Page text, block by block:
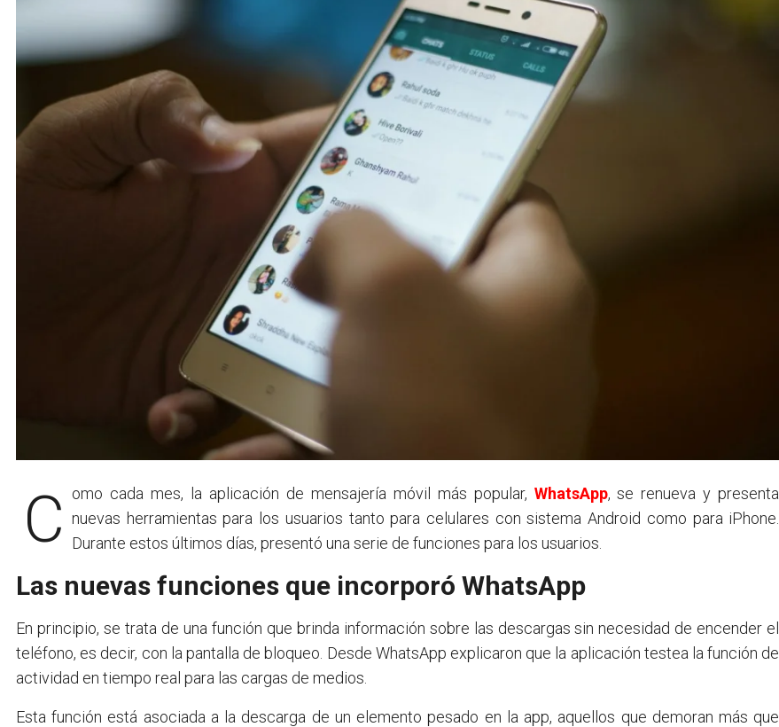
Como cada mes, la aplicación de mensajería móvil más popular, WhatsApp, se renueva y presenta
nuevas herramientas para los usuarios tanto para celulares con sistema Android como para iPhone.
Durante estos últimos días, presentó una serie de funciones para los usuarios.
Las nuevas funciones que incorporó WhatsApp
En principio, se trata de una función que brinda información sobre las descargas sin necesidad de encender el
teléfono, es decir, con la pantalla de bloqueo. Desde WhatsApp explicaron que la aplicación testea la función de
actividad en tiempo real para las cargas de medios.
Esta función está asociada a la descarga de un elemento pesado en la app, aquellos que demoran más que